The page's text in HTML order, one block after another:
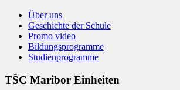
Über uns
Geschichte der Schule
Promo video
Bildungsprogramme
Studienprogramme
TŠC Maribor Einheiten